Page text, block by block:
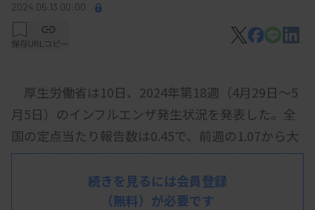
2024.05.13 00:00
保存URLコピー
厚生労働省は10日、2024年第18週（4月29日～5
月5日）のインフルエンザ発生状況を発表した。全
国の定点当たり報告数は0.45で、前週の1.07から大
きく減少した。総報告数は2199人で、前週から約
3000人減った。続きを見るには会員登録
（無料）が必要です